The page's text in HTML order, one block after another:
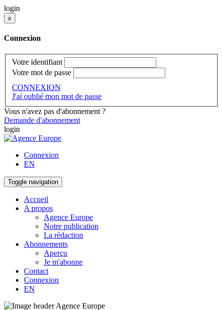
login
x
Connexion
Votre identifiant
Votre mot de passe
CONNEXION
J'ai oublié mon mot de passe
Vous n'avez pas d'abonnement ?
Demande d'abonnement
login
Connexion
EN
Toggle navigation
Accueil
A propos
Agence Europe
Notre publication
La rédaction
Abonnements
Aperçu
Je m'abonne
Contact
Connexion
EN